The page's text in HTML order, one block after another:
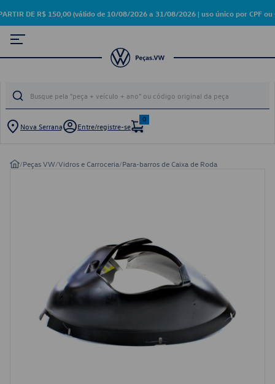
DE R$ 150,00 (válido de 10/08/2026 a 31/08/2026 | uso único por CPF ou
Nova Serrana Entre/registre-se
0
/Peças VW/Vidros e Carroceria/Para-barros de Caixa de Roda